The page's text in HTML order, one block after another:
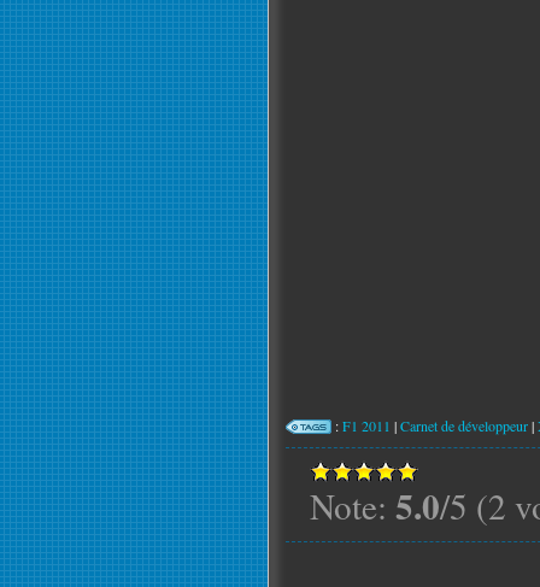
:F1 2011 |Carnet de développeur|
Note: 5.0/5 (2